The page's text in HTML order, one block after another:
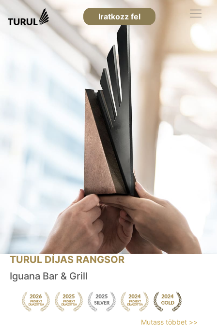
Iratkozz fel
TURUL DÍJAS RANGSOR
Iguana Bar & Grill
Mutass többet >>